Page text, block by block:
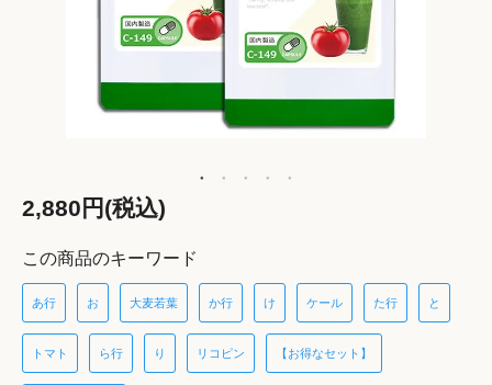
2,880円(税込)
この商品のキーワード
あ行 お 大麦若葉 か行 け ケール た行 と
トマト ら行 り リコピン 【お得なセット】